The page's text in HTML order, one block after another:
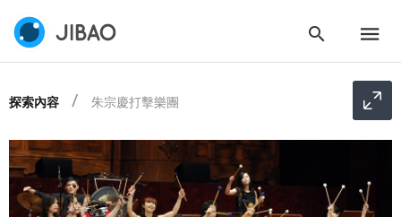
探索內容 朱宗慶打擊樂團